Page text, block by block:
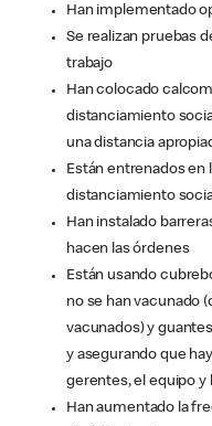
Han implementado
Se realizan pruebas
trabajo
Han colocado
distanciamiento
una distancia
Están entrenados en
distanciamiento
Han instalado
hacen las órdenes
Están usando
no se han vacunado
vacunados) y
y asegurando que
gerentes, el equipo y
Han aumentado la